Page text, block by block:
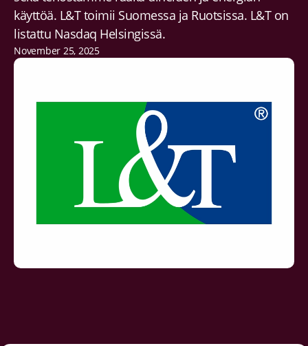
käyttöä. L&T toimii Suomessa ja Ruotsissa. L&T on
listattu Nasdaq Helsingissä.
November 25, 2025